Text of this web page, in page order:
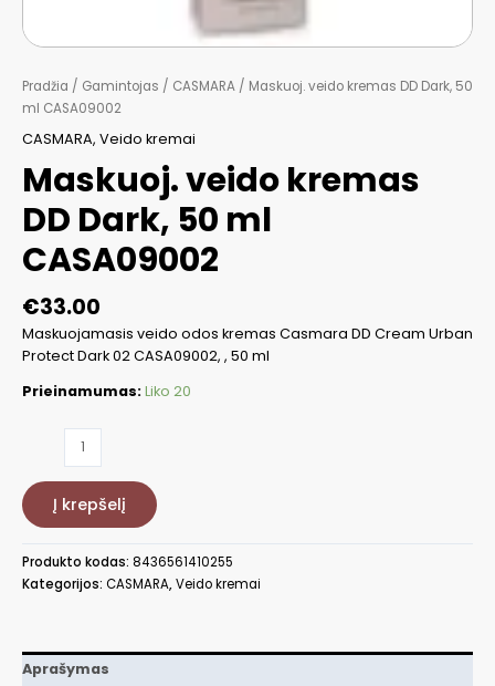
Pradžia / Gamintojas / CASMARA / Maskuoj. veido kremas DD Dark, 50
ml CASA09002
CASMARA, Veido kremai
Maskuoj. veido kremas
DD Dark, 50 ml
CASA09002
€33.00
Maskuojamasis veido odos kremas Casmara DD Cream Urban
Protect Dark 02 CASA09002, , 50 ml
Prieinamumas:Liko 20
produkto
Maskuoj.
veido
kremas
Dark,
50
Į krepšelį
Produkto kodas: 8436561410255
Kategorijos: CASMARA,Veido kremai
Aprašymas